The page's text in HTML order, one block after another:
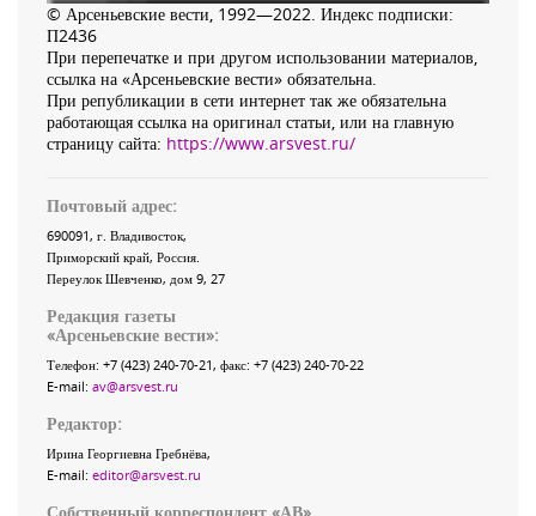
© Арсеньевские вести, 1992—2022. Индекс подписки:
П2436
При перепечатке и при другом использовании материалов,
ссылка на «Арсеньевские вести» обязательна.
При републикации в сети интернет так же обязательна
работающая ссылка на оригинал статьи, или на главную
страницу сайта: https://www.arsvest.ru/
Почтовый адрес:
690091, г. Владивосток,
Приморский край, Россия
Переулок Шевченко, дом 9, 27
Редакция газеты
«Арсеньевские вести»:
Телефон: +7 (423) 240-70-21, факс: +7 (423) 240-70-22
E-mail: av@arsvest.ru
Редактор:
Ирина Георгиевна Гребнёва,
E-mail: editor@arsvest.ru